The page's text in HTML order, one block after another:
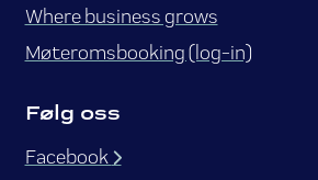
Where business grows
Møteromsbooking (log-in)
Følg oss
Facebook